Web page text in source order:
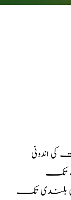
اندونی
تک
کی بلندی تک